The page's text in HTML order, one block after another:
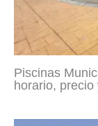
Piscinas
horario,